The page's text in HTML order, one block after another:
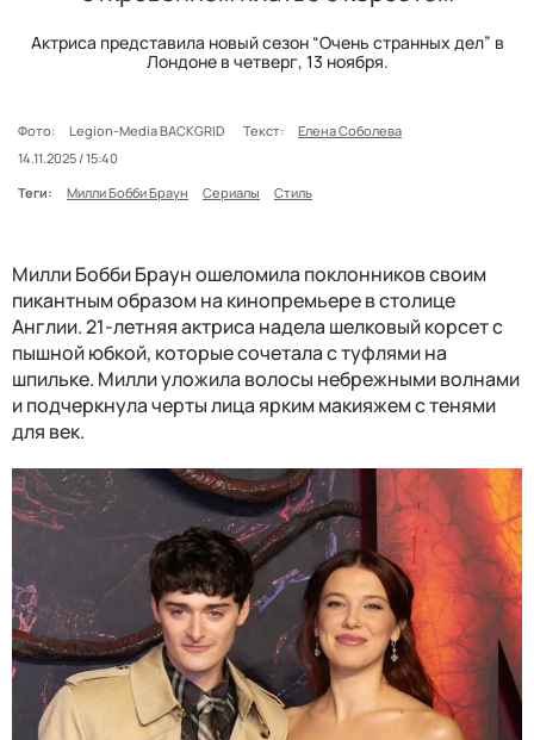
Актриса представила новый сезон “Очень странных дел” в
Лондоне в четверг, 13 ноября.
Фото: Legion-Media BACKGRID Текст:
Елена Соболева
14.11.2025 / 15:40
Теги:
Милли Бобби Браун Сериалы Стиль
Милли Бобби Браун ошеломила поклонников своим
пикантным образом на кинопремьере в столице
Англии. 21-летняя актриса надела шелковый корсет с
пышной юбкой, которые сочетала с туфлями на
шпильке. Милли уложила волосы небрежными волнами
и подчеркнула черты лица ярким макияжем с тенями
для век.